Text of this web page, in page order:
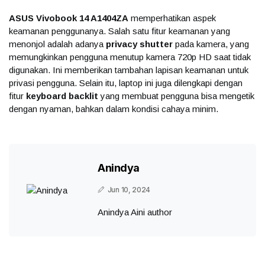
ASUS Vivobook 14 A1404ZA memperhatikan aspek
keamanan penggunanya. Salah satu fitur keamanan yang
menonjol adalah adanya privacy shutter pada kamera, yang
memungkinkan pengguna menutup kamera 720p HD saat tidak
digunakan. Ini memberikan tambahan lapisan keamanan untuk
privasi pengguna. Selain itu, laptop ini juga dilengkapi dengan
fitur keyboard backlit yang membuat pengguna bisa mengetik
dengan nyaman, bahkan dalam kondisi cahaya minim.
Anindya
Jun 10, 2024
Anindya Aini author